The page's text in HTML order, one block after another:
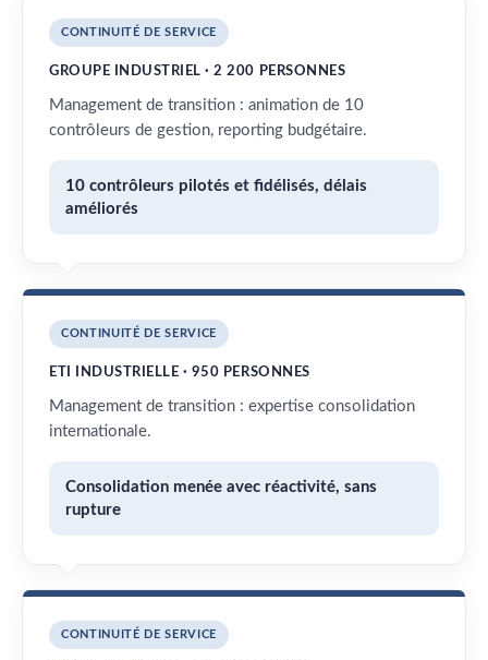
CONTINUITÉ DE SERVICE
GROUPE INDUSTRIEL · 2 200 PERSONNES
Management de transition : animation de 10
contrôleurs de gestion, reporting budgétaire.
10 contrôleurs pilotés et fidélisés, délais
améliorés
CONTINUITÉ DE SERVICE
ETI INDUSTRIELLE · 950 PERSONNES
Management de transition : expertise consolidation
internationale.
Consolidation menée avec réactivité, sans
rupture
CONTINUITÉ DE SERVICE